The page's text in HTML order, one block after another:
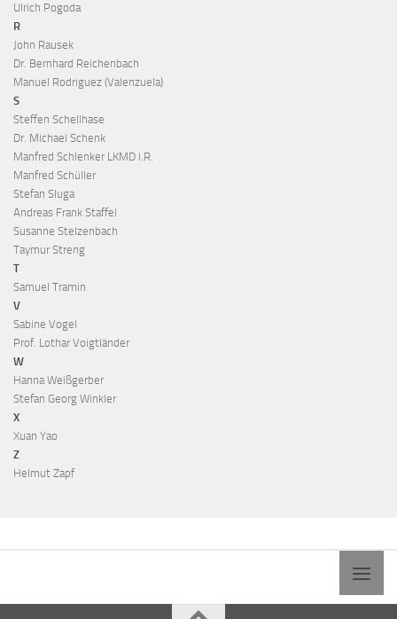
Ulrich Pogoda
R
John Rausek
Dr. Bernhard Reichenbach
Manuel Rodriguez (Valenzuela)
S
Steffen Schellhase
Dr. Michael Schenk
Manfred Schlenker LKMD i.R.
Manfred Schüller
Stefan Sluga
Andreas Frank Staffel
Susanne Stelzenbach
Taymur Streng
T
Samuel Tramin
V
Sabine Vogel
Prof. Lothar Voigtländer
W
Hanna Weißgerber
Stefan Georg Winkler
X
Xuan Yao
Z
Helmut Zapf